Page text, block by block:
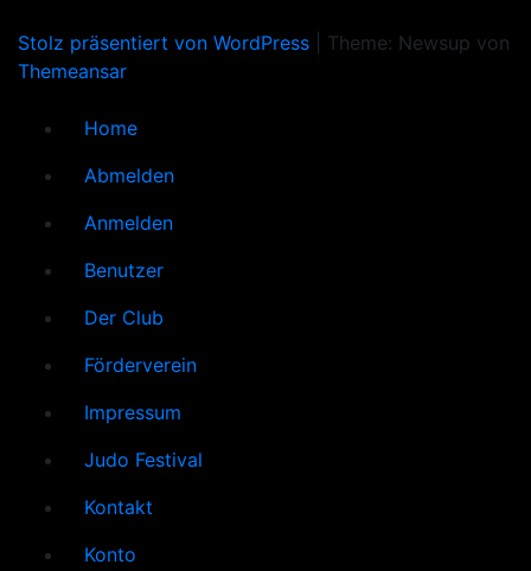
Stolz präsentiert von WordPress
Theme: Newsup von
Themeansar
Home
Abmelden
Anmelden
Benutzer
Der Club
Förderverein
Impressum
Judo Festival
Kontakt
Konto